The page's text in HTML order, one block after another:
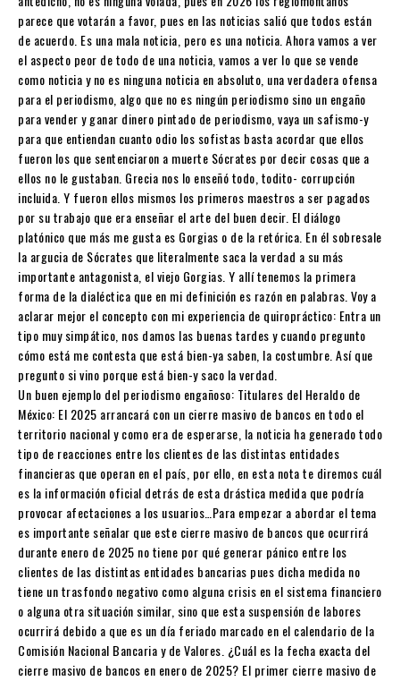
parece que votarán a favor, pues en las noticias salió que todos están
de acuerdo. Es una mala noticia, pero es una noticia. Ahora vamos a ver
el aspecto peor de todo de una noticia, vamos a ver lo que se vende
como noticia y no es ninguna noticia en absoluto, una verdadera ofensa
para el periodismo, algo que no es ningún periodismo sino un engaño
para vender y ganar dinero pintado de periodismo, vaya un safismo-y
para que entiendan cuanto odio los sofistas basta acordar que ellos
fueron los que sentenciaron a muerte Sócrates por decir cosas que a
ellos no le gustaban. Grecia nos lo enseñó todo, todito- corrupción
incluida. Y fueron ellos mismos los primeros maestros a ser pagados
por su trabajo que era enseñar el arte del buen decir. El diálogo
platónico que más me gusta es Gorgias o de la retórica. En él sobresale
la argucia de Sócrates que literalmente saca la verdad a su más
importante antagonista, el viejo Gorgias. Y allí tenemos la primera
forma de la dialéctica que en mi definición es razón en palabras. Voy a
aclarar mejor el concepto con mi experiencia de quiropráctico: Entra un
tipo muy simpático, nos damos las buenas tardes y cuando pregunto
cómo está me contesta que está bien-ya saben, la costumbre. Así que
pregunto si vino porque está bien-y saco la verdad.
Un buen ejemplo del periodismo engañoso: Titulares del Heraldo de
México: El 2025 arrancará con un cierre masivo de bancos en todo el
territorio nacional y como era de esperarse, la noticia ha generado todo
tipo de reacciones entre los clientes de las distintas entidades
financieras que operan en el país, por ello, en esta nota te diremos cuál
es la información oficial detrás de esta drástica medida que podría
provocar afectaciones a los usuarios…Para empezar a abordar el tema
es importante señalar que este cierre masivo de bancos que ocurrirá
durante enero de 2025 no tiene por qué generar pánico entre los
clientes de las distintas entidades bancarias pues dicha medida no
tiene un trasfondo negativo como alguna crisis en el sistema financiero
o alguna otra situación similar, sino que esta suspensión de labores
ocurrirá debido a que es un día feriado marcado en el calendario de la
Comisión Nacional Bancaria y de Valores. ¿Cuál es la fecha exacta del
cierre masivo de bancos en enero de 2025? El primer cierre masivo de